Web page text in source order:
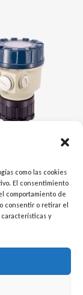
como las cookies
El consentimiento
comportamiento de
consentir o retirar el
y
Nivel
para líquidos